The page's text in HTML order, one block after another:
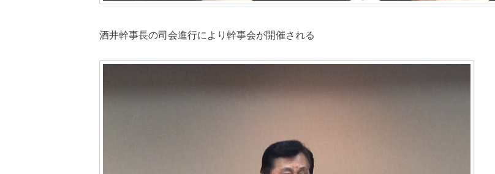
酒井幹事長の司会進行により幹事会が開催される